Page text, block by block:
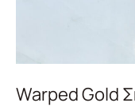
Warped Gold